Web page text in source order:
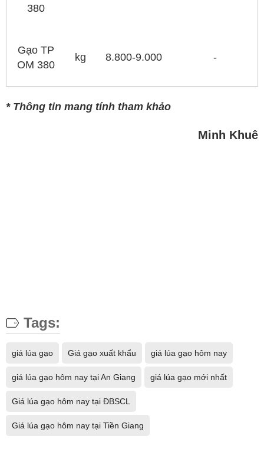
380
Gạo TP
OM 380
kg 8.800-9.000 -
* Thông tin mang tính tham khảo
Minh Khuê
Tags:
giá lúa gạo Giá gạo xuất khẩu giá lúa gạo hôm nay
giá lúa gạo hôm nay tại An Giang giá lúa gạo mới nhất
Giá lúa gạo hôm nay tại ĐBSCL
Giá lúa gạo hôm nay tại Tiền Giang